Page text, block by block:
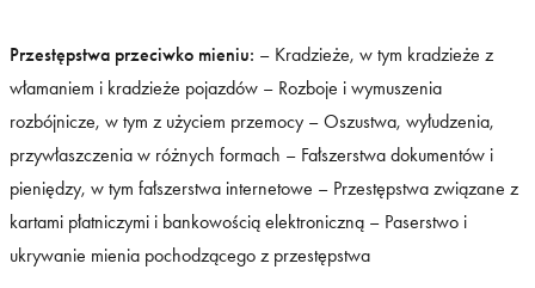
Przestępstwa przeciwko mieniu: – Kradzieże, w tym kradzieże z
włamaniem i kradzieże pojazdów – Rozboje i wymuszenia
rozbójnicze, w tym z użyciem przemocy – Oszustwa, wyłudzenia,
przywłaszczenia w różnych formach – Fałszerstwa dokumentów i
pieniędzy, w tym fałszerstwa internetowe – Przestępstwa związane z
kartami płatniczymi i bankowością elektroniczną – Paserstwo i
ukrywanie mienia pochodzącego z przestępstwa